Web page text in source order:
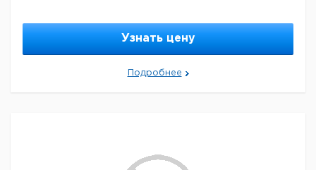
Узнать цену
Подробнее